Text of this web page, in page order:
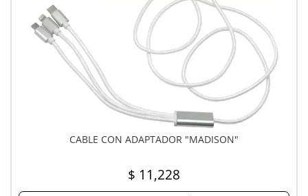
CABLE CON ADAPTADOR "MADISON"
$ 11,228